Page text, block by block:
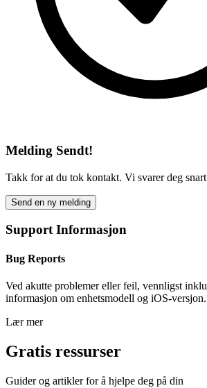
Melding Sendt!
Takk for at du tok kontakt. Vi svarer deg
Send en ny melding
Support Informasjon
Bug Reports
Ved akutte problemer eller feil, vennligst
informasjon om enhetsmodell og iOS-versjon.
Lær mer
Gratis ressurser
Guider og artikler for å hjelpe deg på din